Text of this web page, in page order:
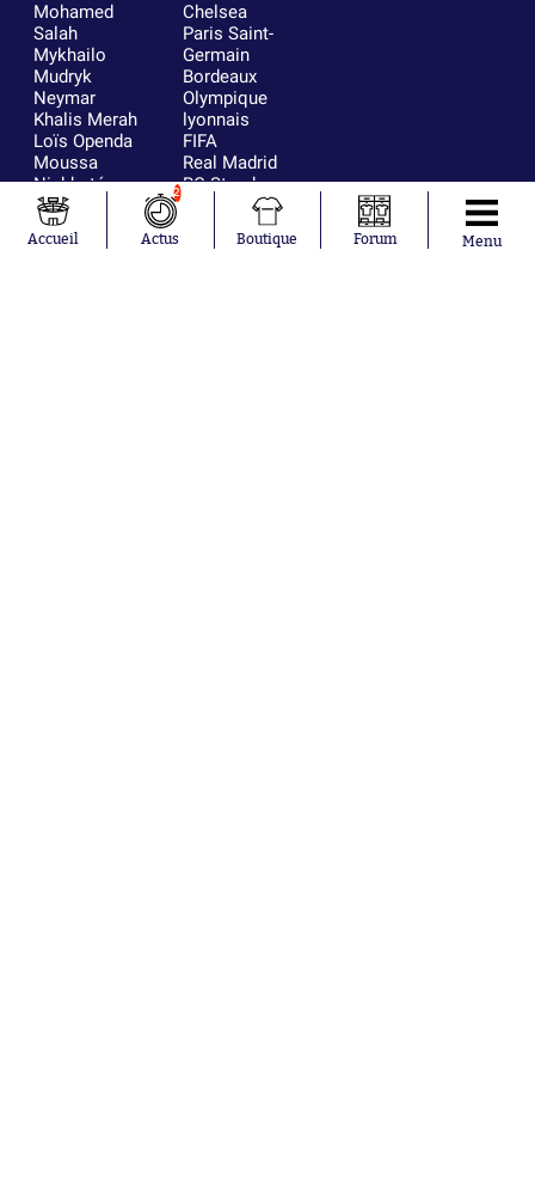
Mohamed
Salah
Mykhailo
Mudryk
Neymar
Khalis Merah
Loïs Openda
Moussa
Niakhaté
Nicolás
Tagliafico
Pavel Šulc
Chelsea
Paris Saint-
Germain
Bordeaux
Olympique
lyonnais
FIFA
Real Madrid
RC Strasbourg
AC Milan
RC Lens
Accueil
2
Actus Boutique Forum Menu